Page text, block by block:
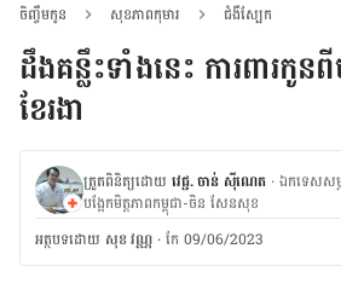
ចិញ្ចឹមកូន សុខភាពកុមារ ជំងឺស្បែក
ដឹងគន្លឹះទាំងនេះ ការពារកូន
ខែរងា
ត្រួតពិនិត្យដោយ វេជ្ជ. ចាន់ ស៊ីណេត ·ឯកទេសសម្
បង្អែកមិត្តភាពកម្ពុជា-ចិន សែនសុខ
អត្ថបទ​ដោយ សុខ វណ្ណ ·កែ 09/06/2023